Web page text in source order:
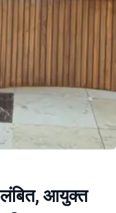
आयुक्त